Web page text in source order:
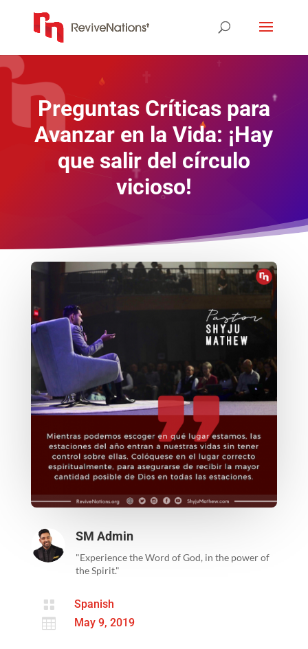
Preguntas Críticas para
Avanzar en la Vida: ¡Hay
que salir del círculo
vicioso!
SM Admin
"Experience the Word of God, in the power of
the Spirit."
 Spanish
 May 9, 2019